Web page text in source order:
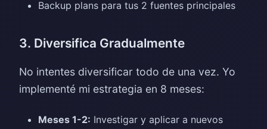
Backup plans para tus 2 fuentes principales
3. Diversifica Gradualmente
No intentes diversificar todo de una vez. Yo
implementé mi estrategia en 8 meses:
Meses 1-2: Investigar y aplicar a nuevos